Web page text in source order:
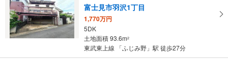
富士見市羽沢1丁目
1,770万円
5DK
土地面積 93.6m2
東武東上線 「ふじみ野」駅 徒歩27分